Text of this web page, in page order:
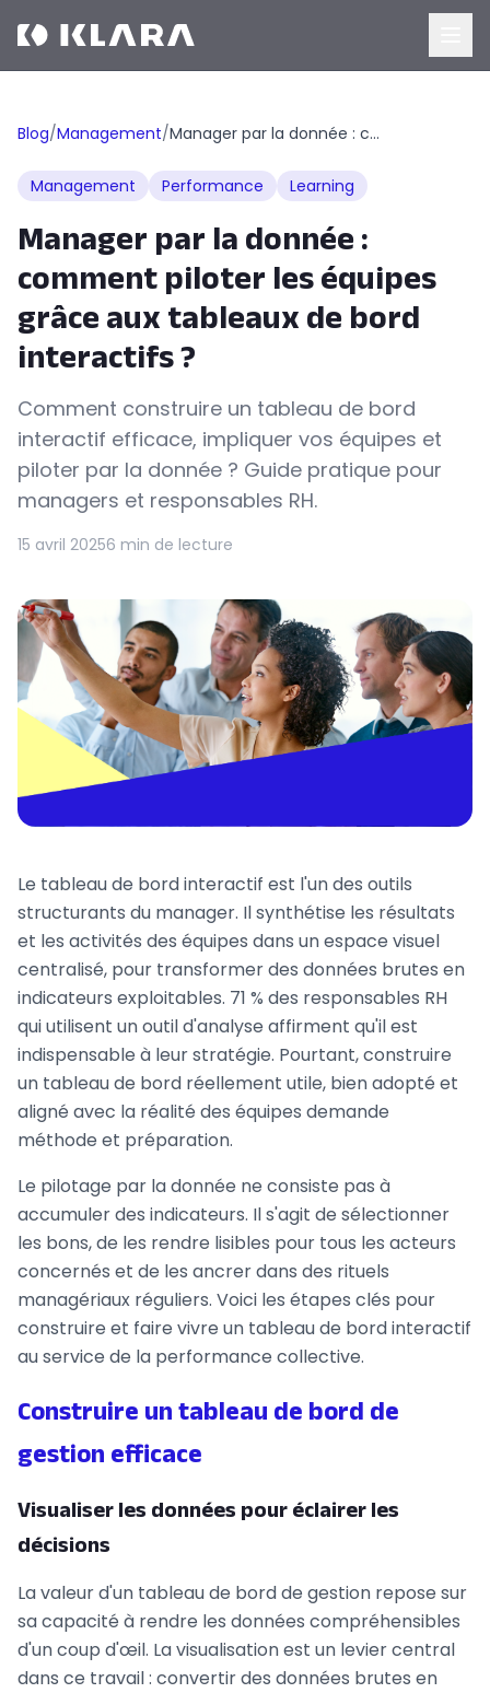
Blog/Management/ Manager par la donnée : comment piloter les équipes grâce aux tableaux de bord interactifs ?
Management Performance Learning
Manager par la donnée :
comment piloter les équipes
grâce aux tableaux de bord
interactifs ?
Comment construire un tableau de bord
interactif efficace, impliquer vos équipes et
piloter par la donnée ? Guide pratique pour
managers et responsables RH.
15 avril 20256 min de lecture
Le tableau de bord interactif est l'un des outils
structurants du manager. Il synthétise les résultats
et les activités des équipes dans un espace visuel
centralisé, pour transformer des données brutes en
indicateurs exploitables. 71 % des responsables RH
qui utilisent un outil d'analyse affirment qu'il est
indispensable à leur stratégie. Pourtant, construire
un tableau de bord réellement utile, bien adopté et
aligné avec la réalité des équipes demande
méthode et préparation.
Le pilotage par la donnée ne consiste pas à
accumuler des indicateurs. Il s'agit de sélectionner
les bons, de les rendre lisibles pour tous les acteurs
concernés et de les ancrer dans des rituels
managériaux réguliers. Voici les étapes clés pour
construire et faire vivre un tableau de bord interactif
au service de la performance collective.
Construire un tableau de bord de
gestion efficace
Visualiser les données pour éclairer les
décisions
La valeur d'un tableau de bord de gestion repose sur
sa capacité à rendre les données compréhensibles
d'un coup d'œil. La visualisation est un levier central
dans ce travail : convertir des données brutes en